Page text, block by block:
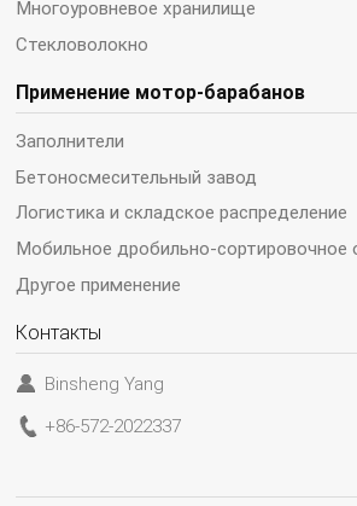
Многоуровневое хранилище
Стекловолокно
Применение мотор-барабанов
Заполнители
Бетоносмесительный завод
Логистика и складское распределение
Мобильное дробильно-сортировочное
Другое применение
Контакты
Binsheng Yang
+86-572-2022337